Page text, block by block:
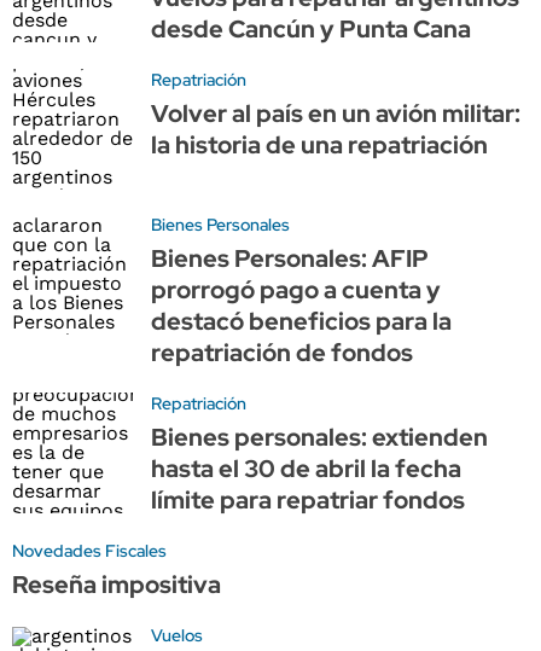
desde Cancún y Punta Cana
Repatriación
Volver al país en un avión militar:
la historia de una repatriación
Bienes Personales
Bienes Personales: AFIP
prorrogó pago a cuenta y
destacó beneficios para la
repatriación de fondos
Repatriación
Bienes personales: extienden
hasta el 30 de abril la fecha
límite para repatriar fondos
Novedades Fiscales
Reseña impositiva
Vuelos